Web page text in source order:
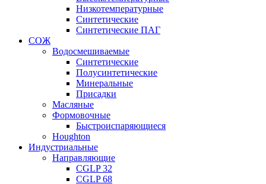
Низкотемпературные
Синтетические
Синтетические ПАГ
СОЖ
Водосмешиваемые
Синтетические
Полусинтетические
Минеральные
Присадки
Масляные
Формовочные
Быстроиспаряющиеся
Houghton
Индустриальные
Направляющие
CGLP 32
CGLP 68